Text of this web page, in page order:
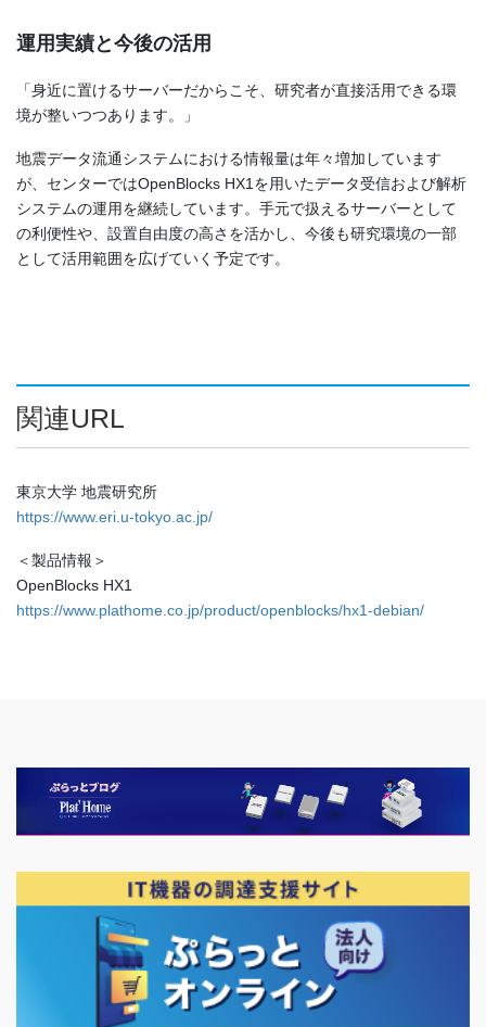
運用実績と今後の活用
「身近に置けるサーバーだからこそ、研究者が直接活用できる環
境が整いつつあります。」
地震データ流通システムにおける情報量は年々増加しています
が、センターではOpenBlocks HX1を用いたデータ受信および解析
システムの運用を継続しています。手元で扱えるサーバーとして
の利便性や、設置自由度の高さを活かし、今後も研究環境の一部
として活用範囲を広げていく予定です。
関連URL
東京大学 地震研究所
https://www.eri.u-tokyo.ac.jp/
＜製品情報＞
OpenBlocks HX1
https://www.plathome.co.jp/product/openblocks/hx1-debian/